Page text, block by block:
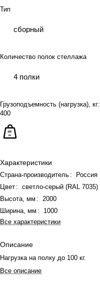
Тип
сборный
Количество полок стеллажа
4 полки
Грузоподъемность (нагрузка), кг:
400
Характеристики
Страна-производитель :
Россия
Цвет : светло-серый (RAL 7035)
Высота, мм : 2000
Ширина, мм :
1000
Все характеристики
Описание
Нагрузка на полку до 100 кг.
Все описание